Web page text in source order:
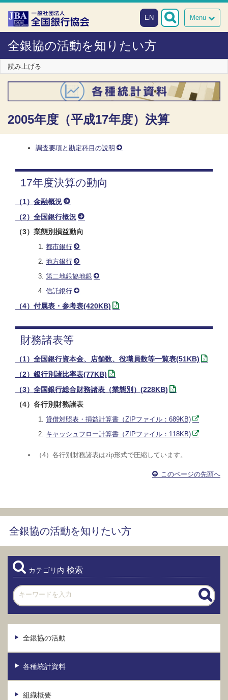
本文へスキップ
障がい者向け相談窓口
Menu
EN
全銀協の活動を知りたい方
読み上げる
2005年度（平成17年度）決算
調査要項と勘定科目の説明
17年度決算の動向
（1）金融概況
（2）全国銀行概況
（3）業態別損益動向
都市銀行
地方銀行
第二地銀協地銀
信託銀行
（4）付属表・参考表(420KB)
財務諸表等
（1）全国銀行資本金、店舗数、役職員数等一覧表(51KB)
（2）銀行別諸比率表(77KB)
（3）全国銀行総合財務諸表（業態別）(228KB)
（4）各行別財務諸表
貸借対照表・損益計算書（ZIPファイル：689KB)
キャッシュフロー計算書（ZIPファイル：118KB)
（4）各行別財務諸表はzip形式で圧縮しています。
このページの先頭へ
全銀協の活動を知りたい方
カテゴリ内 検索
全銀協の活動
各種統計資料
組織概要